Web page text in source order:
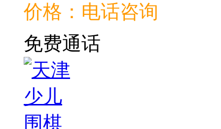
价格：电话咨询
免费通话